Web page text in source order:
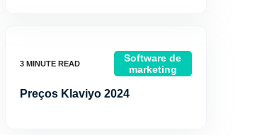
Software de
marketing
Preços Klaviyo 2024